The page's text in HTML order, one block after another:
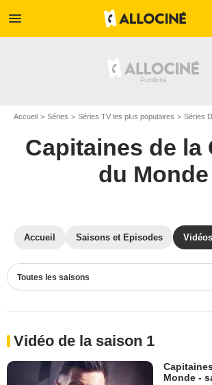
menu
Accueil Séries Séries TV les plus populaires Séries
Capitaines de la
du Monde
Accueil Saisons et Episodes Vidéos
Toutes les saisons
Vidéo de la saison 1
Monde -